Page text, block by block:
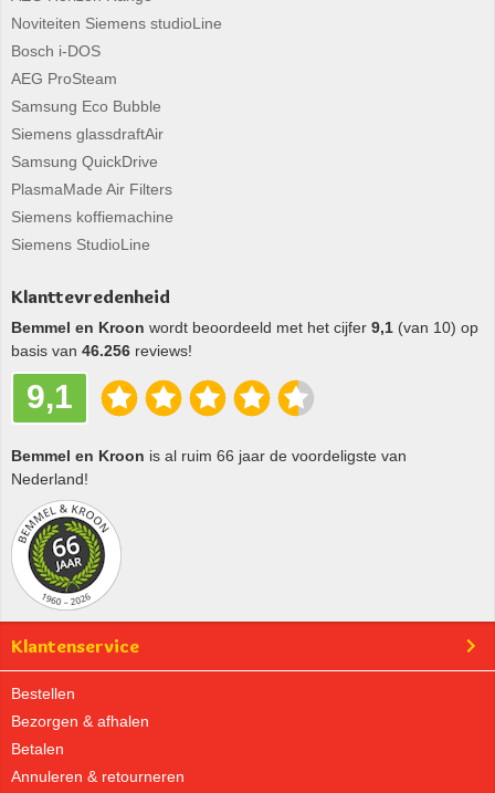
Noviteiten Siemens studioLine
Bosch i-DOS
AEG ProSteam
Samsung Eco Bubble
Siemens glassdraftAir
Samsung QuickDrive
PlasmaMade Air Filters
Siemens koffiemachine
Siemens StudioLine
Klanttevredenheid
Bemmel en Kroon wordt beoordeeld met het cijfer 9,1 (van 10) op
basis van 46.256 reviews!
9,1
Bemmel en Kroon is al ruim 66 jaar de voordeligste van
Nederland!
Klantenservice
Bestellen
Bezorgen & afhalen
Betalen
Annuleren & retourneren